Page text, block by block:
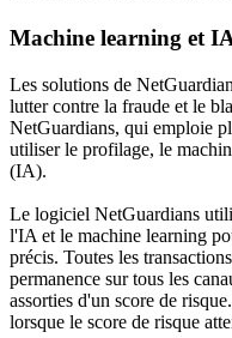
Machine learning et
Les solutions de
lutter contre la fraude et le
NetGuardians, qui emploie
utiliser le profilage, le
(IA).
Le logiciel NetGuardians
l'IA et le machine learning
précis. Toutes les
permanence sur tous les
assorties d'un score de
lorsque le score de risque